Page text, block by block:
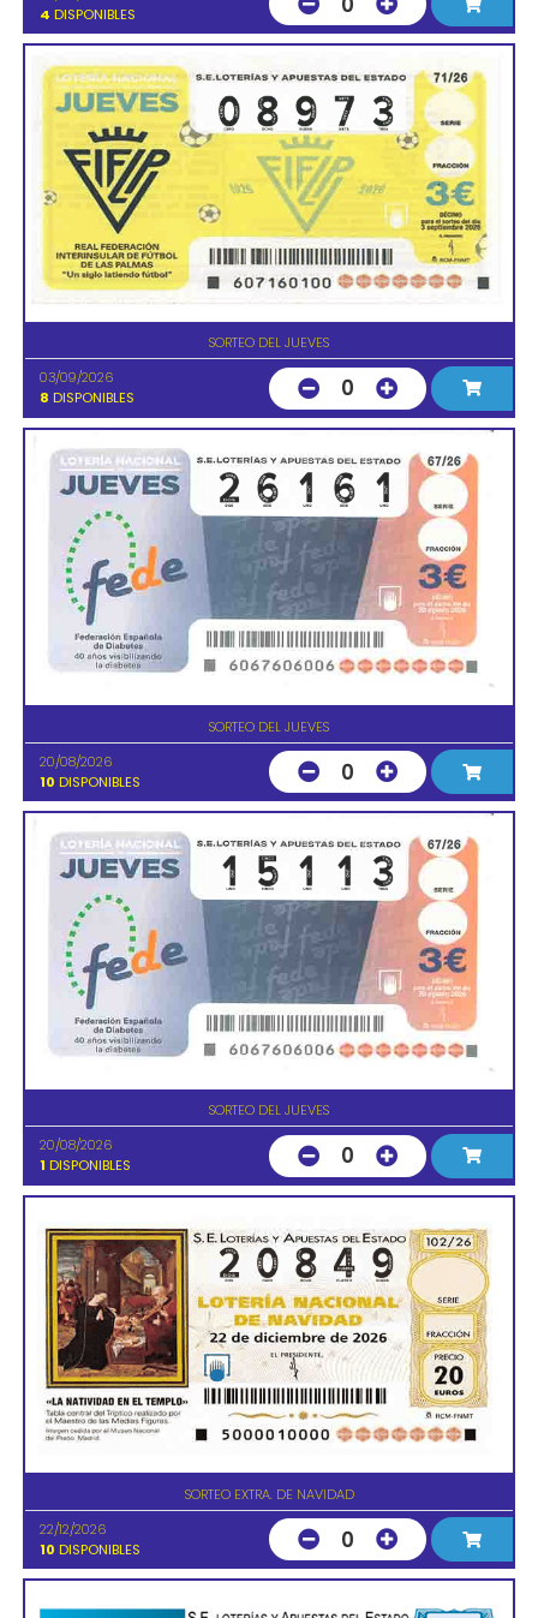
4 DISPONIBLES
SORTEO DEL JUEVES
03/09/2026
8 DISPONIBLES 0
SORTEO DEL JUEVES
20/08/2026
10 DISPONIBLES 0
SORTEO DEL JUEVES
20/08/2026
1 DISPONIBLES 0
SORTEO EXTRA. DE NAVIDAD
22/12/2026
10 DISPONIBLES 0